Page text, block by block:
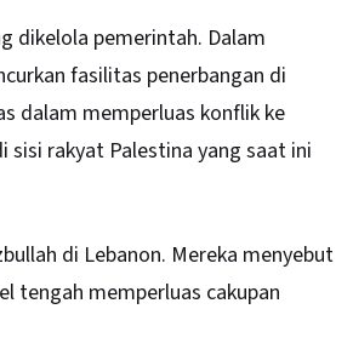
dikelola pemerintah. Dalam
fasilitas penerbangan di
dalam memperluas konflik ke
sisi rakyat Palestina yang saat ini
di Lebanon. Mereka menyebut
tengah memperluas cakupan